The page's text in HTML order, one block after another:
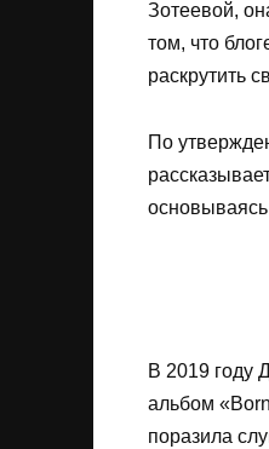
Зотеевой,
том, что
раскрутить
По
В 2019 году
альбом
поразила